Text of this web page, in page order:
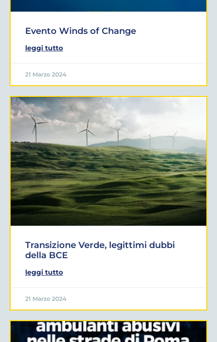
Evento Winds of Change
leggi tutto
21 Marzo 2024
Transizione Verde, legittimi dubbi
della BCE
leggi tutto
21 Marzo 2024